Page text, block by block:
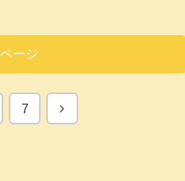
ージ
7 次